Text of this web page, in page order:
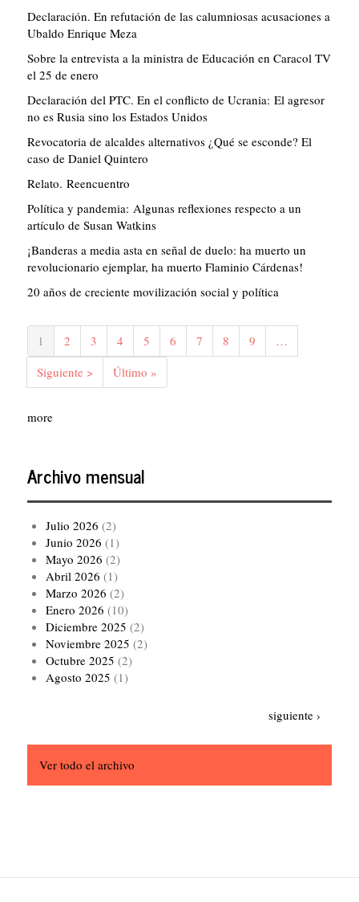
Declaración. En refutación de las calumniosas acusaciones a
Ubaldo Enrique Meza
Sobre la entrevista a la ministra de Educación en Caracol TV
el 25 de enero
Declaración del PTC. En el conflicto de Ucrania: El agresor
no es Rusia sino los Estados Unidos
Revocatoria de alcaldes alternativos ¿Qué se esconde? El
caso de Daniel Quintero
Relato. Reencuentro
Política y pandemia: Algunas reflexiones respecto a un
artículo de Susan Watkins
¡Banderas a media asta en señal de duelo: ha muerto un
revolucionario ejemplar, ha muerto Flaminio Cárdenas!
20 años de creciente movilización social y política
Paginación
Página
actual
1 Página
2 Página
3 Página
4 Página
5 Página
6 Página
7 Página
8 Página
9
…
Siguiente
página
Siguiente >
Última
página
Último »
more
Archivo mensual
Julio 2026 (2)
Junio 2026 (1)
Mayo 2026 (2)
Abril 2026 (1)
Marzo 2026 (2)
Enero 2026 (10)
Diciembre 2025 (2)
Noviembre 2025 (2)
Octubre 2025 (2)
Agosto 2025 (1)
Siguiente
siguiente ›
Ver todo el archivo